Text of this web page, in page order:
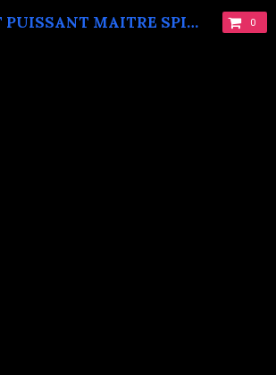
GRAND ET PUISSANT MAITRE SPIRITUEL MARABOUT VAUDOU KOKOUVI.TEL: +229 68619086. 0